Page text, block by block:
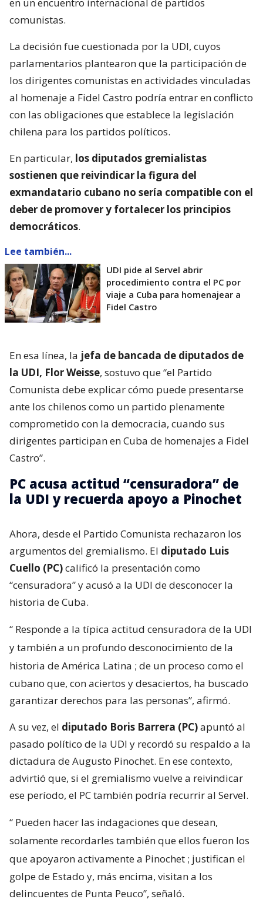
comunistas.
La decisión fue cuestionada por la UDI, cuyos
parlamentarios plantearon que la participación de
los dirigentes comunistas en actividades vinculadas
al homenaje a Fidel Castro podría entrar en conflicto
con las obligaciones que establece la legislación
chilena para los partidos políticos.
En particular, los diputados gremialistas
sostienen que reivindicar la figura del
exmandatario cubano no sería compatible con el
deber de promover y fortalecer los principios
democráticos.
Lee también...
UDI pide al Servel abrir
procedimiento contra el PC por
viaje a Cuba para homenajear a
Fidel Castro
En esa línea, la jefa de bancada de diputados de
la UDI, Flor Weisse, sostuvo que “el Partido
Comunista debe explicar cómo puede presentarse
ante los chilenos como un partido plenamente
comprometido con la democracia, cuando sus
dirigentes participan en Cuba de homenajes a Fidel
Castro”.
PC acusa actitud “censuradora” de
la UDI y recuerda apoyo a Pinochet
Ahora, desde el Partido Comunista rechazaron los
argumentos del gremialismo. El diputado Luis
Cuello (PC)calificó la presentación como
“censuradora” y acusó a la UDI de desconocer la
historia de Cuba.
“ Responde a la típica actitud censuradora de la UDI
y también a un profundo desconocimiento de la
historia de América Latina ; de un proceso como el
cubano que, con aciertos y desaciertos, ha buscado
garantizar derechos para las personas”, afirmó.
A su vez, el diputado Boris Barrera (PC)apuntó al
pasado político de la UDI y recordó su respaldo a la
dictadura de Augusto Pinochet. En ese contexto,
advirtió que, si el gremialismo vuelve a reivindicar
ese período, el PC también podría recurrir al Servel.
“ Pueden hacer las indagaciones que desean,
solamente recordarles también que ellos fueron los
que apoyaron activamente a Pinochet ; justifican el
golpe de Estado y, más encima, visitan a los
delincuentes de Punta Peuco”, señaló.